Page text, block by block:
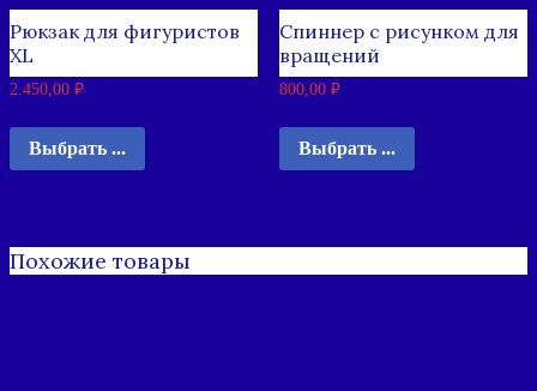
Рюкзак для фигуристов
XL
2.450,00 ₽
Выбрать ...
Спиннер c рисунком для
вращений
800,00 ₽
Выбрать ...
Похожие товары